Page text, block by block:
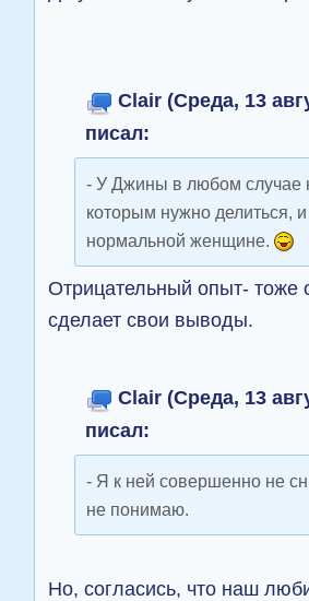
Clair (Среда, 13
писал:
- У Джины в любом случае
которым нужно делиться,
нормальной женщине.
Отрицательный опыт- тоже
сделает свои выводы.
Clair (Среда, 13
писал:
- Я к ней совершенно не
не понимаю.
Но, согласись, что наш